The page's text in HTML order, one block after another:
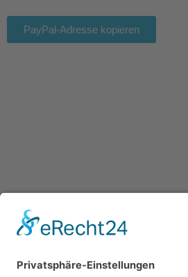
PayPal-Adresse kopieren